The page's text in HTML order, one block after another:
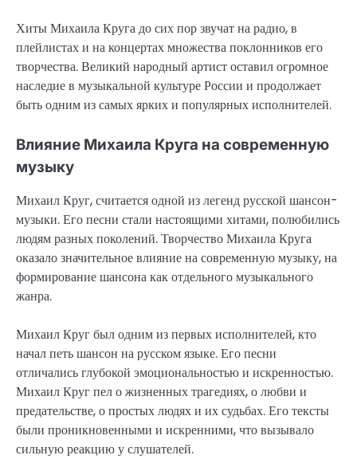
Хиты Михаила Круга до сих пор звучат на радио, в
плейлистах и на концертах множества поклонников его
творчества. Великий народный артист оставил огромное
наследие в музыкальной культуре России и продолжает
быть одним из самых ярких и популярных исполнителей.
Влияние Михаила Круга на современную
музыку
Михаил Круг, считается одной из легенд русской шансон-
музыки. Его песни стали настоящими хитами, полюбились
людям разных поколений. Творчество Михаила Круга
оказало значительное влияние на современную музыку, на
формирование шансона как отдельного музыкального
жанра.
Михаил Круг был одним из первых исполнителей, кто
начал петь шансон на русском языке. Его песни
отличались глубокой эмоциональностью и искренностью.
Михаил Круг пел о жизненных трагедиях, о любви и
предательстве, о простых людях и их судьбах. Его тексты
были проникновенными и искренними, что вызывало
сильную реакцию у слушателей.